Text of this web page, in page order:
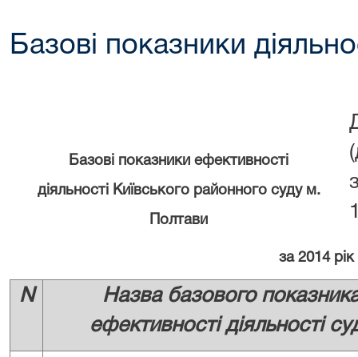
Базові показники
Базові показники ефективності
діяльності Київського районного суду м.
Полтави
за 2014 рік
N
Назва базового
ефективності діяльності